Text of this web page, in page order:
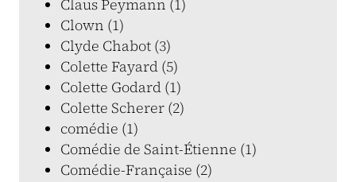
Claus Peymann (1)
Clown (1)
Clyde Chabot (3)
Colette Fayard (5)
Colette Godard (1)
Colette Scherer (2)
comédie (1)
Comédie de Saint-Étienne (1)
Comédie-Française (2)